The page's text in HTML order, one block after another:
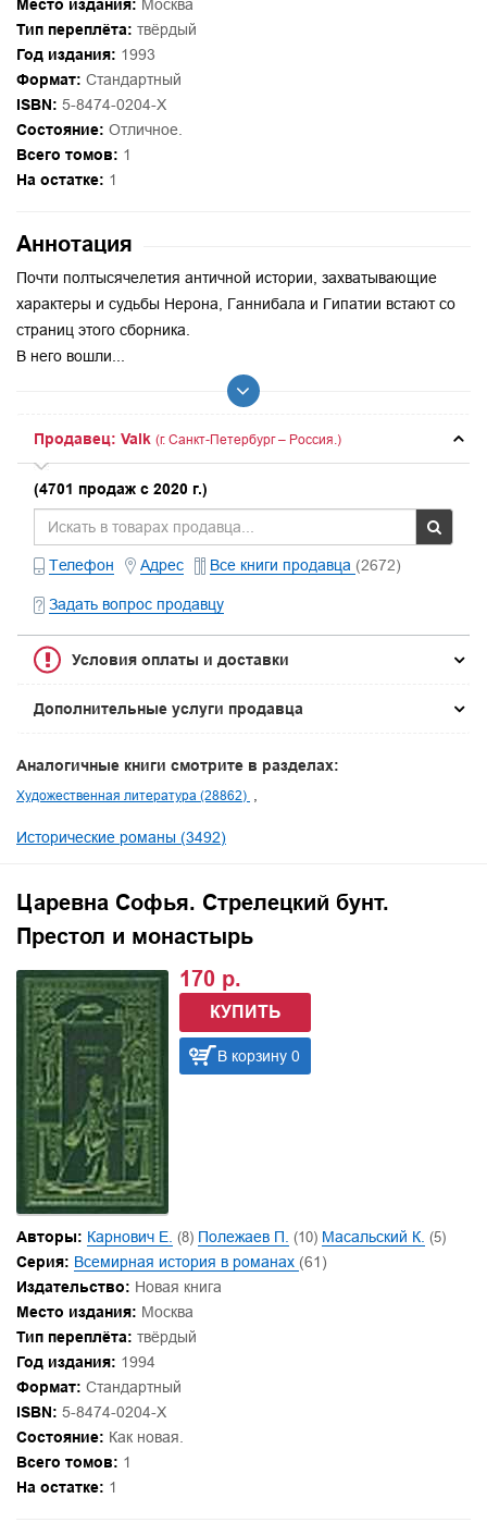
Место издания: Москва
Тип переплёта: твёрдый
Год издания: 1993
Формат: Стандартный
ISBN: 5-8474-0204-X
Состояние: Отличное.
Всего томов: 1
На остатке: 1
Аннотация
Почти полтысячелетия античной истории, захватывающие
характеры и судьбы Нерона, Ганнибала и Гипатии встают со
страниц этого сборника.
В него вошли...
Продавец: Valk (г. Санкт-Петербург – Россия.)
(4701 продаж с 2020 г.)
Телефон Адрес Все книги продавца (2672)
Задать вопрос продавцу
Условия оплаты и доставки
Дополнительные услуги продавца
Аналогичные книги смотрите в разделах:
Художественная литература (28862)
Исторические романы (3492)
Царевна Софья. Стрелецкий бунт.
Престол и монастырь
170 р.
КУПИТЬ
В корзину 0
Авторы: Карнович Е. (8) Полежаев П. (10) Масальский К. (5)
Серия: Всемирная история в романах (61)
Издательство: Новая книга
Место издания: Москва
Тип переплёта: твёрдый
Год издания: 1994
Формат: Стандартный
ISBN: 5-8474-0204-X
Состояние: Как новая.
Всего томов: 1
На остатке: 1